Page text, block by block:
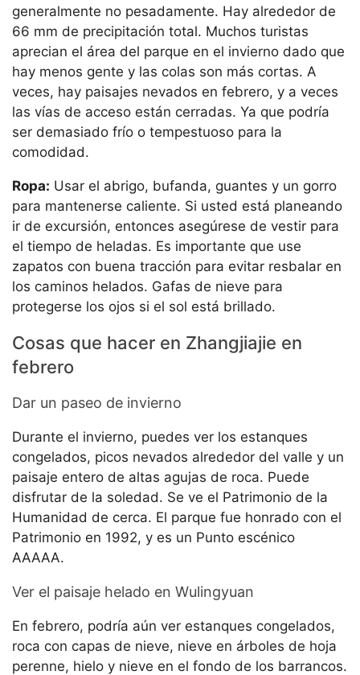
generalmente no pesadamente. Hay alrededor de
66 mm de precipitación total. Muchos turistas
aprecian el área del parque en el invierno dado que
hay menos gente y las colas son más cortas. A
veces, hay paisajes nevados en febrero, y a veces
las vías de acceso están cerradas. Ya que podría
ser demasiado frío o tempestuoso para la
comodidad.
Ropa: Usar el abrigo, bufanda, guantes y un gorro
para mantenerse caliente. Si usted está planeando
ir de excursión, entonces asegúrese de vestir para
el tiempo de heladas. Es importante que use
zapatos con buena tracción para evitar resbalar en
los caminos helados. Gafas de nieve para
protegerse los ojos si el sol está brillado.
Cosas que hacer en Zhangjiajie en
febrero
Dar un paseo de invierno
Durante el invierno, puedes ver los estanques
congelados, picos nevados alrededor del valle y un
paisaje entero de altas agujas de roca. Puede
disfrutar de la soledad. Se ve el Patrimonio de la
Humanidad de cerca. El parque fue honrado con el
Patrimonio en 1992, y es un Punto escénico
AAAAA.
Ver el paisaje helado en Wulingyuan
En febrero, podría aún ver estanques congelados,
roca con capas de nieve, nieve en árboles de hoja
perenne, hielo y nieve en el fondo de los barrancos.